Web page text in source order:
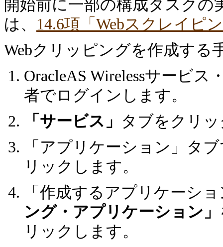
開始前に一部の構成タスク
は、 14.6項「Webスクレイピ
Webクリッピングを作成する
OracleAS Wirelessサービス
者でログインします。
「サービス」 タブをクリ
「アプリケーション」タ
リックします。
「作成するアプリケーシ
ング・アプリケーション」
リックします。